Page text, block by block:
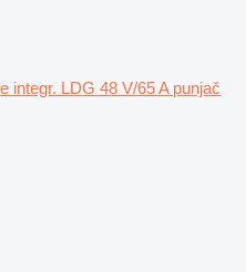
integr. LDG 48 V/65 A punjač